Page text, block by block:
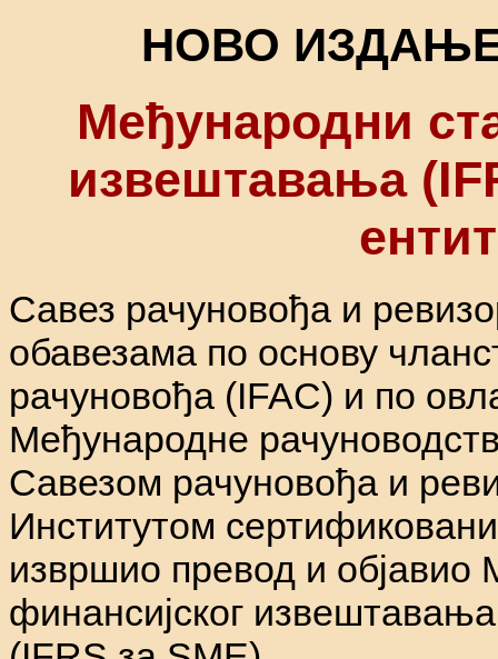
НОВО ИЗДАЊЕ
Међународни
извештавања
Савез рачуновођа и
обавезама по основу
рачуновођа (IFAC) и по
Међународне
Савезом рачуновођа и
Институтом
извршио превод и објавио
финансијског